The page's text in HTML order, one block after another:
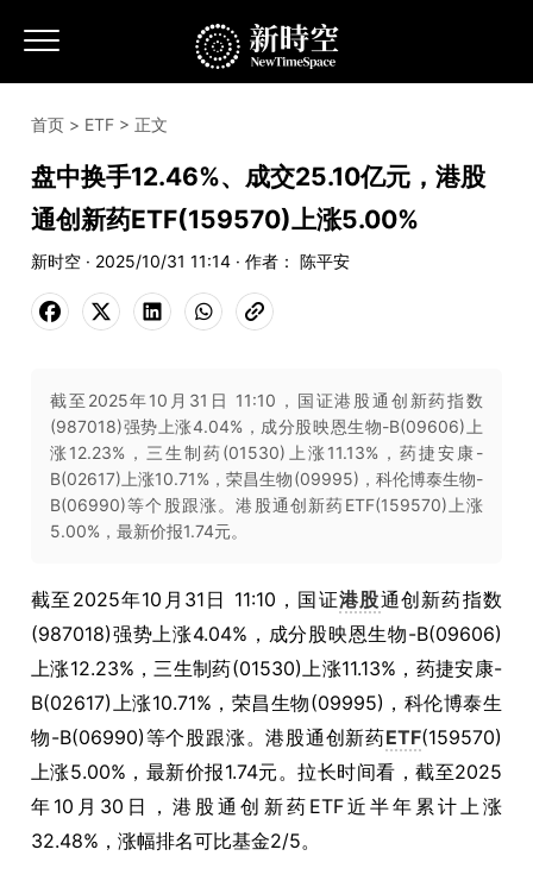
首页 > ETF > 正文
盘中换手12.46%、成交25.10亿元，港股
通创新药ETF(159570)上涨5.00%
新时空 · 2025/10/31 11:14 · 作者： 陈平安
截至2025年10月31日 11:10，国证港股通创新药指数
(987018)强势上涨4.04%，成分股映恩生物-B(09606)上
涨12.23%，三生制药(01530)上涨11.13%，药捷安康-
B(02617)上涨10.71%，荣昌生物(09995)，科伦博泰生物-
B(06990)等个股跟涨。港股通创新药ETF(159570)上涨
5.00%，最新价报1.74元。
截至 2025年10 月 31 日 11:10 ，国证港股通创新药指数
(987018)强势上涨4.04% ，成分股映恩生物-B(09606)
上涨12.23% ，三生制药(01530)上涨11.13% ，药捷安康-
B(02617)上涨10.71% ，荣昌生物(09995) ，科伦博泰生
物-B(06990)等个股跟涨。港股通创新药ETF(159570)
上涨5.00% ，最新价报1.74元。拉长时间看，截至2025
年 10 月 30 日，港股通创新药 ETF近半年累计上涨
32.48% ，涨幅排名可比基金2/5。